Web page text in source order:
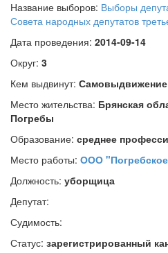
Название выборов: Выборы
Совета народных депутатов
Дата проведения: 2014-09-14
Округ: 3
Кем выдвинут: Самовыдвижение
Место жительства: Брянская
Погребы
Образование: среднее
Место работы: ООО
Должность: уборщица
Депутат:
Судимость:
Статус: зарегистрированный